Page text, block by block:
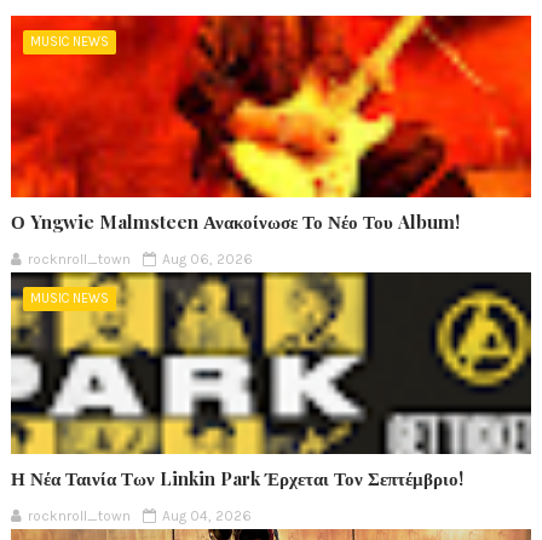
MUSIC NEWS
Ο Yngwie Malmsteen Ανακοίνωσε Το Νέο Του Album!
rocknroll_town Aug 06, 2026
MUSIC NEWS
Η Νέα Ταινία Των Linkin Park Έρχεται Τον Σεπτέμβριο!
rocknroll_town Aug 04, 2026